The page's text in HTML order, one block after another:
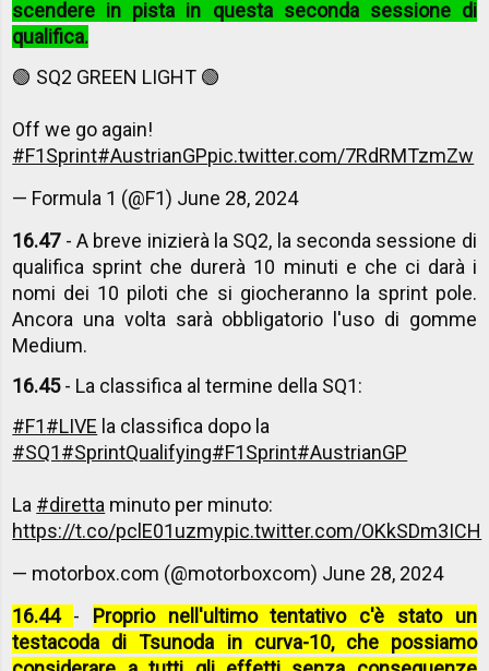
scendere in pista in questa seconda sessione di
qualifica.
🟢 SQ2 GREEN LIGHT 🟢
Off we go again!
#F1Sprint#AustrianGPpic.twitter.com/7RdRMTzmZw
— Formula 1 (@F1) June 28, 2024
16.47 - A breve inizierà la SQ2, la seconda sessione di
qualifica sprint che durerà 10 minuti e che ci darà i
nomi dei 10 piloti che si giocheranno la sprint pole.
Ancora una volta sarà obbligatorio l'uso di gomme
Medium.
16.45- La classifica al termine della SQ1:
#F1#LIVE la classifica dopo la
#SQ1#SprintQualifying#F1Sprint#AustrianGP
La #diretta minuto per minuto:
https://t.co/pclE01uzmypic.twitter.com/OKkSDm3ICH
— motorbox.com (@motorboxcom) June 28, 2024
16.44 - Proprio nell'ultimo tentativo c'è stato un
testacoda di Tsunoda in curva-10, che possiamo